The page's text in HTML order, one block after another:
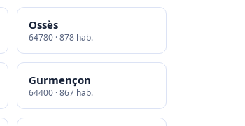
Ossès
64780 · 878 hab.
Gurmençon
64400 · 867 hab.